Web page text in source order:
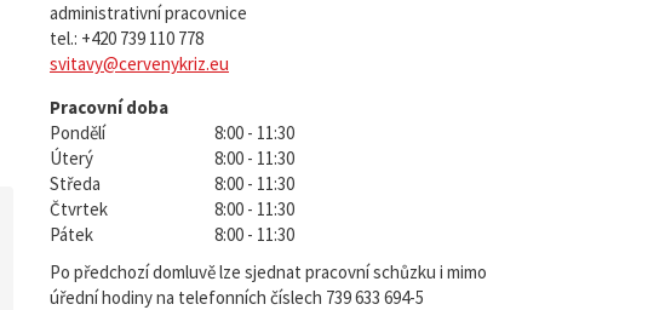
administrativní pracovnice
tel.: +420 739 110 778
svitavy@cervenykriz.eu
Pracovní doba
Pondělí
Úterý
Středa
Čtvrtek
Pátek
8:00 - 11:30
8:00 - 11:30
8:00 - 11:30
8:00 - 11:30
8:00 - 11:30
Po předchozí domluvě lze sjednat pracovní schůzku i mimo
úřední hodiny na telefonních číslech 739 633 694-5